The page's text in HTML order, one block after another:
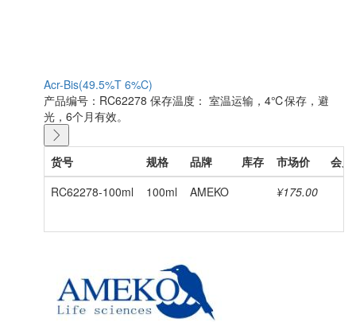
Acr-Bis(49.5%T 6%C)
产品编号：RC62278 保存温度： 室温运输，4℃保存，避
光，6个月有效。
货号 规格 品牌 库存 市场价
会员
RC62278-100ml
100ml AMEKO ¥175.00